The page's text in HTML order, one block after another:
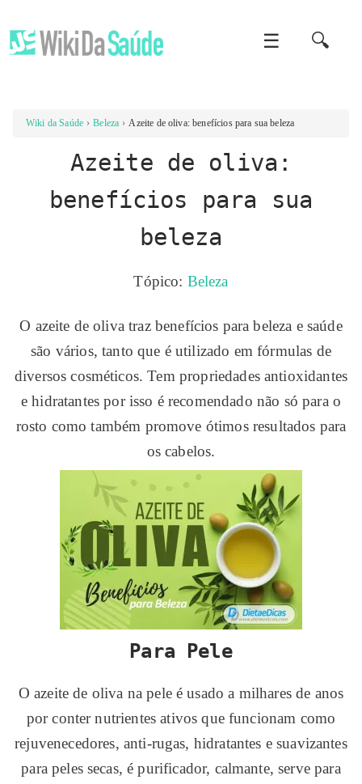
☰ 🔍
Wiki da Saúde Beleza Azeite de oliva: benefícios para sua beleza
Azeite de oliva:
benefícios para sua
beleza
Tópico: Beleza
O azeite de oliva traz benefícios para beleza e saúde
são vários, tanto que é utilizado em fórmulas de
diversos cosméticos. Tem propriedades antioxidantes
e hidratantes por isso é recomendado não só para o
rosto como também promove ótimos resultados para
os cabelos.
Para Pele
O azeite de oliva na pele é usado a milhares de anos
por conter nutrientes ativos que funcionam como
rejuvenecedores, anti-rugas, hidratantes e suavizantes
para peles secas, é purificador, calmante, serve para